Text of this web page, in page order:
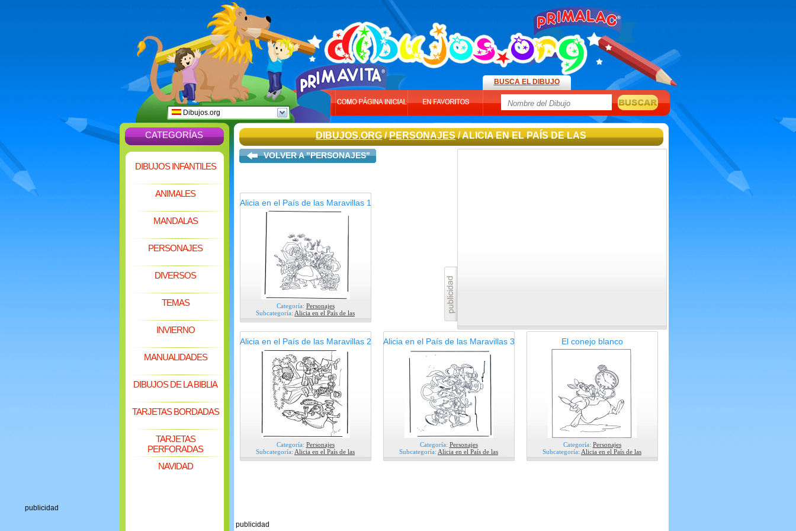
publicidad
Dibujos.org
BUSCA EL DIBUJO
CATEGORÍAS
DIBUJOS INFANTILES
ANIMALES
MANDALAS
PERSONAJES
DIVERSOS
TEMAS
INVIERNO
MANUALIDADES
DIBUJOS DE LA BIBLIA
TARJETAS BORDADAS
TARJETAS
PERFORADAS
NAVIDAD
DIBUJOS.ORG/PERSONAJES/ ALICIA EN EL PAÍS DE LAS
VOLVER A "PERSONAJES"
Alicia en el País de las Maravillas 1
Categoría: Personajes
Subcategoría: Alicia en el País de las
Alicia en el País de las Maravillas 2
Categoría: Personajes
Subcategoría: Alicia en el País de las
Alicia en el País de las Maravillas 3
Categoría: Personajes
Subcategoría: Alicia en el País de las
El conejo blanco
Categoría: Personajes
Subcategoría: Alicia en el País de las
publicidad